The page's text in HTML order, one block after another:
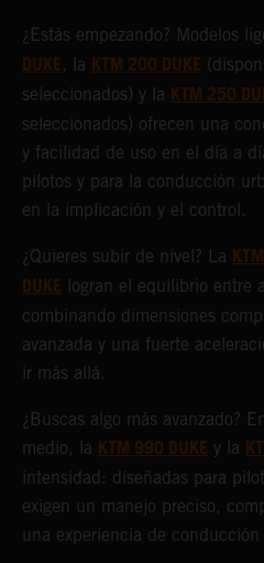
¿Estás empezando? Modelos
DUKE, la KTM 200 DUKE
seleccionados) y la KTM 250
seleccionados) ofrecen una
y facilidad de uso en el día a
pilotos y para la conducción
en la implicación y el control.
¿Quieres subir de nivel? La
DUKE logran el equilibrio entre
combinando dimensiones
avanzada y una fuerte
ir más allá.
¿Buscas algo más avanzado?
medio, la KTM 990 DUKE y la
intensidad: diseñadas para
exigen un manejo preciso,
una experiencia de